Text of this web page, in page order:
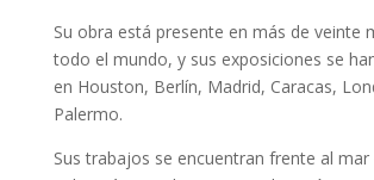
Su obra está presente en más de veinte
todo el mundo, y sus exposiciones se
en Houston, Berlín, Madrid, Caracas,
Palermo.
Sus trabajos se encuentran frente al mar